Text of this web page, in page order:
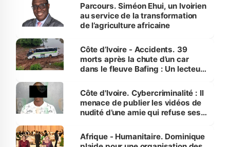
Parcours. Siméon Ehui, un Ivoirien
au service de la transformation
de l’agriculture africaine
Côte d’Ivoire - Accidents. 39
morts après la chute d’un car
dans le fleuve Bafing : Un lecteur
des Transports
Côte d'Ivoire. Cybercriminalité : Il
menace de publier les vidéos de
nudité d’une amie qui refuse ses
Afrique - Humanitaire. Dominique